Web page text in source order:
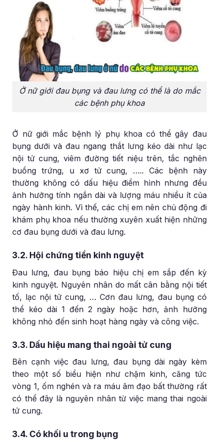
Ở nữ giới đau bụng và đau lưng có thể là do mắc
các bệnh phụ khoa
Ở nữ giới mắc bệnh lý phụ khoa có thể gây đau
bụng dưới và đau ngang thắt lưng kéo dài như lạc
nội tử cung, viêm đường tiết niệu trên, tắc nghẽn
buồng trứng, u xơ tử cung, ….. Các bệnh này
thường không có dấu hiệu điểm hình nhưng đều
ảnh hưởng tính ngắn dài và lượng máu nhiều ít của
ngày hành kinh. Vì thế, các chị em nên chủ động đi
khám phụ khoa nếu thường xuyên xuất hiện những
cơ đau bụng dưới và đau lưng.
3.2. Hội chứng tiền kinh nguyệt
Đau lưng, đau bụng báo hiệu chị em sắp đến kỳ
kinh nguyệt. Nguyên nhân do mất cân bằng nội tiết
tố, lạc nội tử cung, … Cơn đau lưng, đau bụng có
thể kéo dài 1 đến 2 ngày hoặc hơn, ảnh hưởng
không nhỏ đến sinh hoạt hàng ngày và công việc.
3.3. Dấu hiệu mang thai ngoài tử cung
Bên cạnh việc đau lưng, đau bụng dài ngày kèm
theo một số biểu hiện như chậm kinh, căng tức
vòng 1, ốm nghén và ra máu âm đạo bất thường rất
có thể đây là nguyên nhân từ việc mang thai ngoài
tử cung.
3.4. Có khối u trong bụng